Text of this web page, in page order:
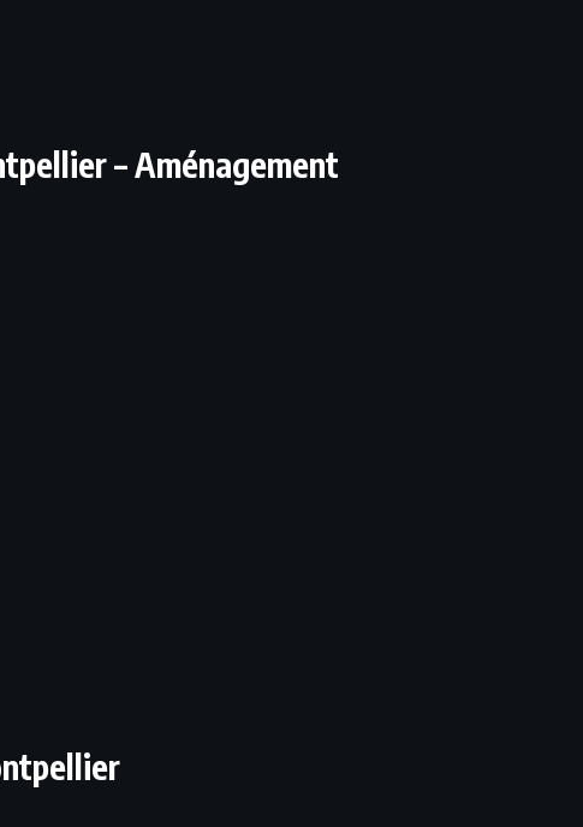
– Aménagement